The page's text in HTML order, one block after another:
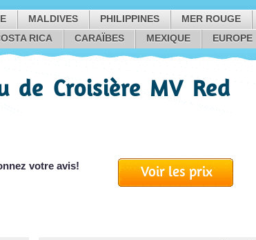
MALDIVES PHILIPPINES MER ROUGE
RICA CARAÏBES MEXIQUE EUROPE
de Croisière MV Red
Voir les prix
votre avis!